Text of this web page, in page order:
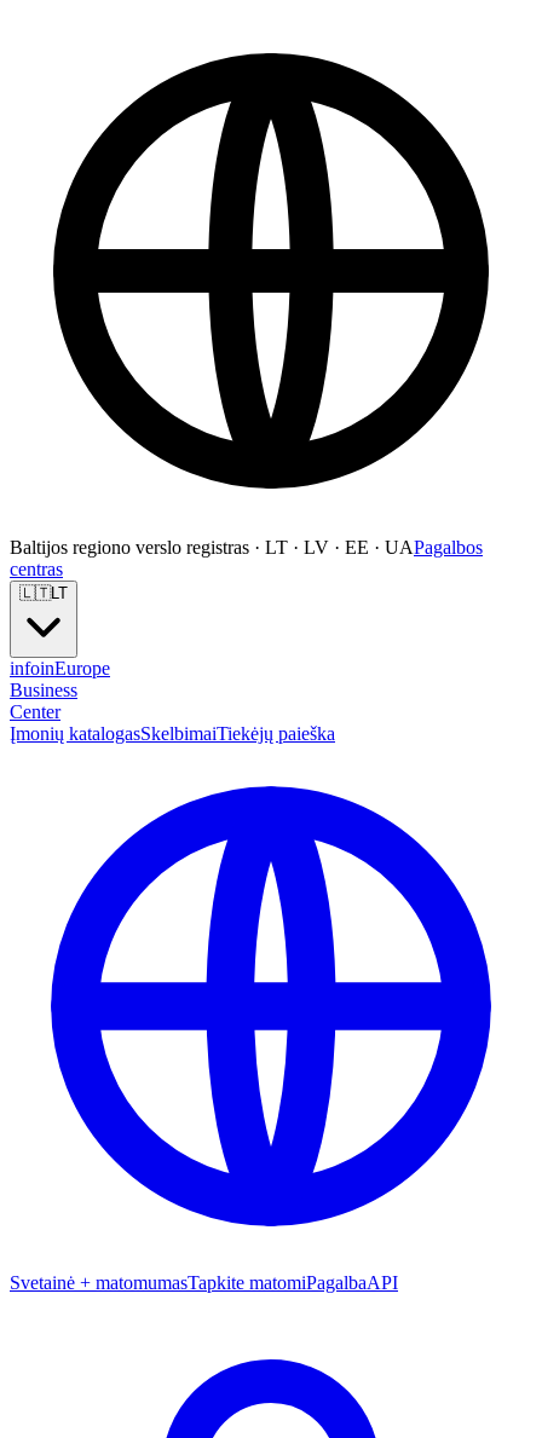
Baltijos regiono verslo registras · LT · LV · EE · UAPagalbos
centras
🇱🇹LT
infoinEurope
Business
Center
Įmonių katalogasSkelbimaiTiekėjų paieška
Svetainė + matomumasTapkite matomiPagalbaAPI